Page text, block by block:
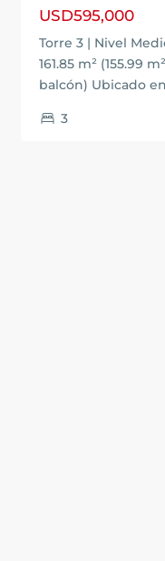
USD595,000
Torre 3 | Nivel
161.85 m² (155.99
balcón) Ubicado
3